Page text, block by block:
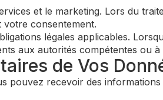
et le marketing. Lors du
votre consentement.
légales applicables.
aux autorités compétentes ou à
de Vos
pouvez recevoir des